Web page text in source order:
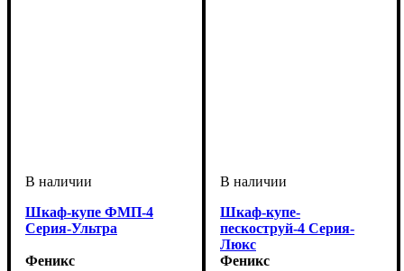
Шкаф-купе ФМП-4
Серия-Ультра
Феникс
Шкаф-купе-
пескоструй-4 Серия-
Люкс
Феникс